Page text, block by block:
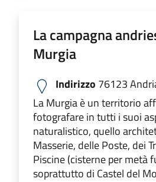
La campagna
Murgia
Indirizzo 76123
La Murgia è un territorio
fotografare in tutti i suoi
naturalistico, quello
Masserie, delle Poste, dei
Piscine (cisterne per metà
soprattutto di Castel del